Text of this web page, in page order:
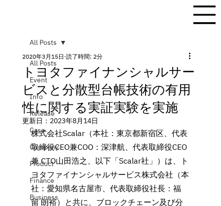
All Posts
Event
Info
Release
Case
Company
Product
Finance
Business
All Posts
トヨタファイナンシャルサー
ビスと分散型台帳技術の有用
性に関する実証実験を実施
2020年3月15日 読了時間: 2分
更新日： 2023年8月14日
株式会社Scalar（本社：東京都新宿区、代表
取締役CEO兼COO：深津航、代表取締役CEO
兼 CTO山田浩之、以下「Scalar社」）は、ト
ヨタファイナンシャルサービス株式会社（本
社：愛知県名古屋市、代表取締役社長：福
留 朗裕）と共に、ブロックチェーン及び分